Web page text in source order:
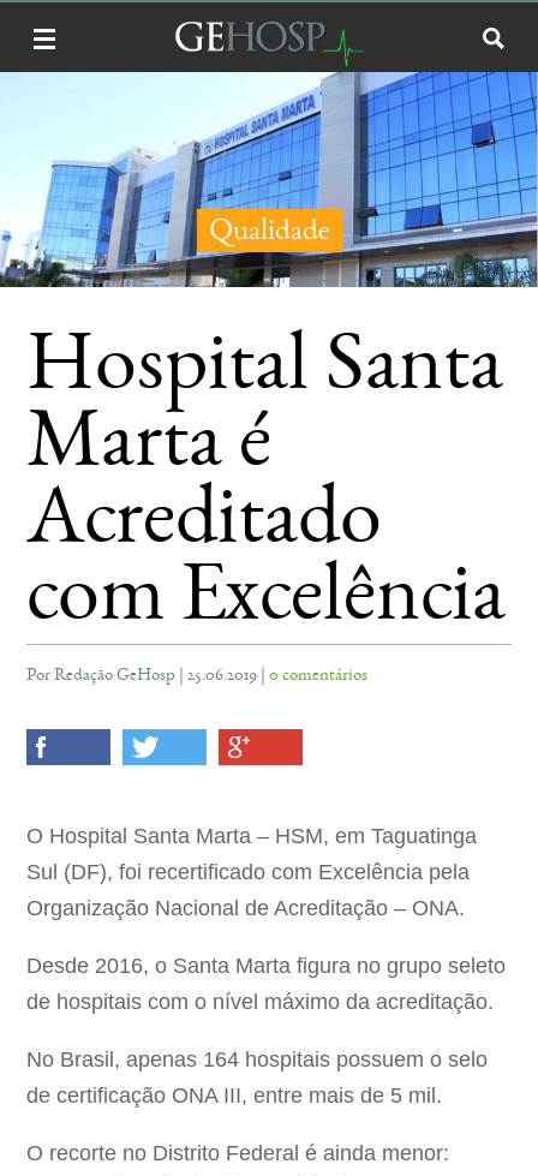
Qualidade
Hospital Santa
Marta é
Acreditado
com Excelência
Por Redação GeHosp | 25.06.2019 |0 comentários
O Hospital Santa Marta – HSM, em Taguatinga
Sul (DF), foi recertificado com Excelência pela
Organização Nacional de Acreditação – ONA.
Desde 2016, o Santa Marta figura no grupo seleto
de hospitais com o nível máximo da acreditação.
No Brasil, apenas 164 hospitais possuem o selo
de certificação ONA III, entre mais de 5 mil.
O recorte no Distrito Federal é ainda menor: